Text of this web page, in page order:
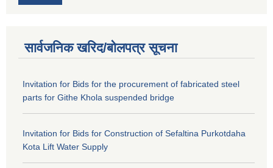
सार्वजनिक खरिद/बोलपत्र सूचना
Invitation for Bids for the procurement of fabricated steel
parts for Githe Khola suspended bridge
Invitation for Bids for Construction of Sefaltina Purkotdaha
Kota Lift Water Supply